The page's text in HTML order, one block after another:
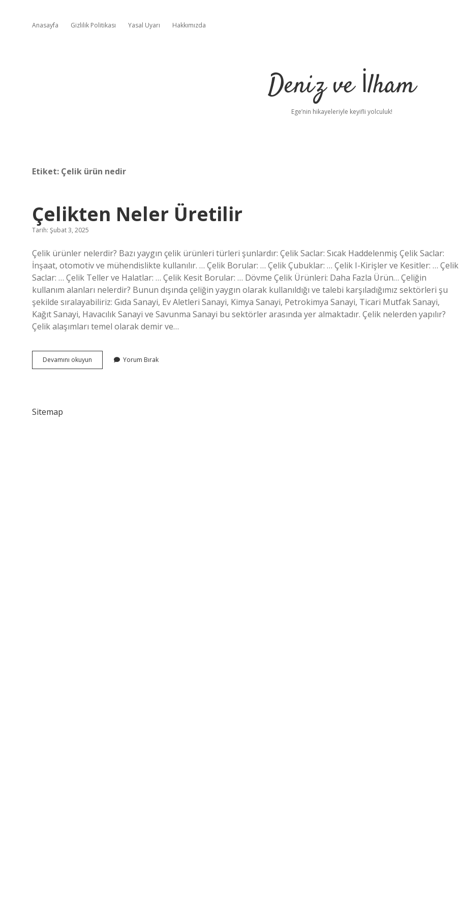
Anasayfa Gizlilik Politikası Yasal Uyarı Hakkımızda
Deniz ve İlham
Ege’nin hikayeleriyle keyifli yolculuk!
Etiket: Çelik ürün nedir
Çelikten Neler Üretilir
Tarih: Şubat 3, 2025
Çelik ürünler nelerdir? Bazı yaygın çelik ürünleri türleri şunlardır: Çelik Saclar: Sıcak Haddelenmiş Çelik Saclar:
İnşaat, otomotiv ve mühendislikte kullanılır. … Çelik Borular: … Çelik Çubuklar: … Çelik I-Kirişler ve Kesitler: … Çelik
Saclar: … Çelik Teller ve Halatlar: … Çelik Kesit Borular: … Dövme Çelik Ürünleri: Daha Fazla Ürün… Çeliğin
kullanım alanları nelerdir? Bunun dışında çeliğin yaygın olarak kullanıldığı ve talebi karşıladığımız sektörleri şu
şekilde sıralayabiliriz: Gıda Sanayi, Ev Aletleri Sanayi, Kimya Sanayi, Petrokimya Sanayi, Ticari Mutfak Sanayi,
Kağıt Sanayi, Havacılık Sanayi ve Savunma Sanayi bu sektörler arasında yer almaktadır. Çelik nelerden yapılır?
Çelik alaşımları temel olarak demir ve…
Devamını okuyun Çelikten
Neler
Yorum Bırak
Sitemap